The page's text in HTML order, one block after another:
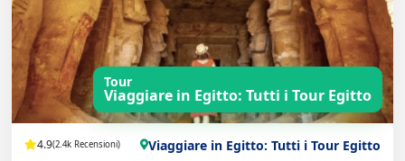
Tour
Viaggiare in Egitto: Tutti i Tour Egitto
4.9(2.4k Recensioni) Viaggiare in Egitto: Tutti i Tour Egitto